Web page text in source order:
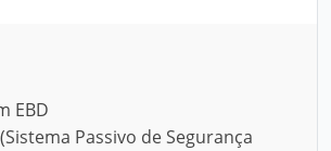
EBD
Passivo de Segurança